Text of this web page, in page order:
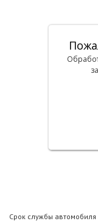
Срок службы автомобиля